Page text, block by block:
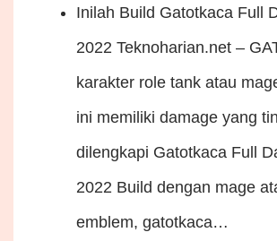
Inilah Build Gatotkaca Full
2022 Teknoharian.net –
karakter role tank atau
ini memiliki damage yang
dilengkapi Gatotkaca Full
2022 Build dengan mage
emblem, gatotkaca…